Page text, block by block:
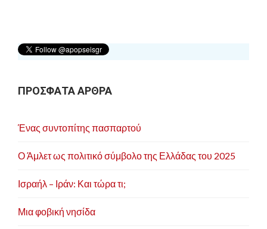
ΠΡΟΣΦΑΤΑ ΑΡΘΡΑ
Ένας συντοπίτης πασπαρτού
Ο Άμλετ ως πολιτικό σύμβολο της Ελλάδας του 2025
Ισραήλ – Ιράν: Και τώρα τι;
Μια φοβική νησίδα